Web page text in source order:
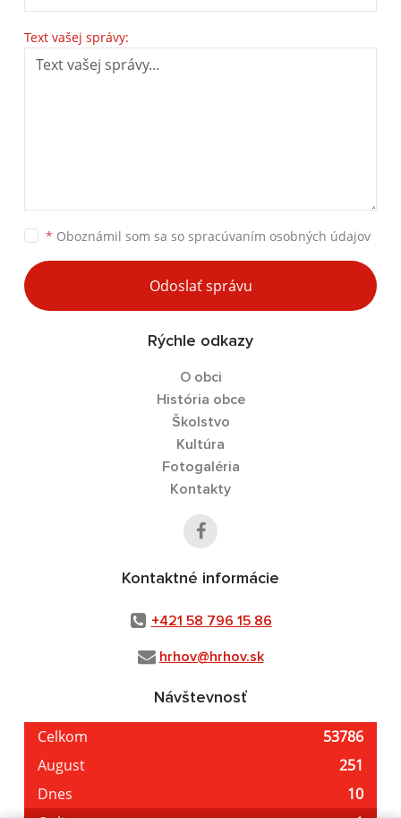
Text vašej správy:
* Oboznámil som sa so spracúvaním osobných údajov
Odoslať správu
Rýchle odkazy
O obci
História obce
Školstvo
Kultúra
Fotogaléria
Kontakty
Kontaktné informácie
+421 58 796 15 86
hrhov@hrhov.sk
Návštevnosť